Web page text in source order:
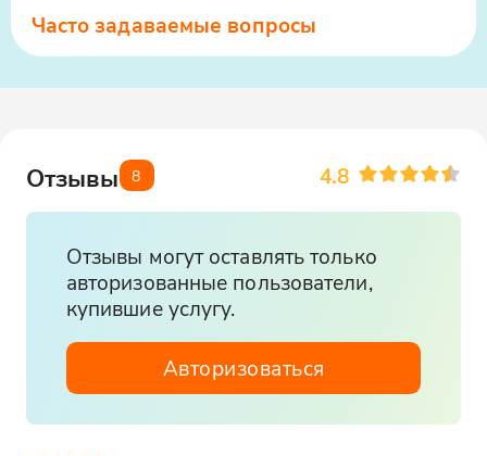
Часто задаваемые вопросы
Отзывы 8 4.8
Отзывы могут оставлять только
авторизованные пользователи,
купившие услугу.
Авторизоваться